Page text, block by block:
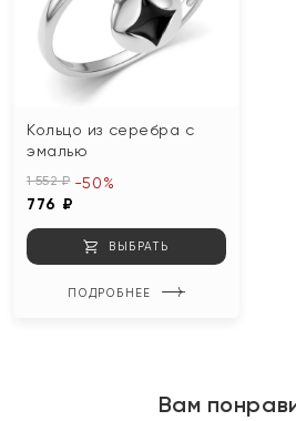
Кольцо из серебра с
эмалью
1 552 ₽
776 ₽
-50%
ВЫБРАТЬ
ПОДРОБНЕЕ
Вам